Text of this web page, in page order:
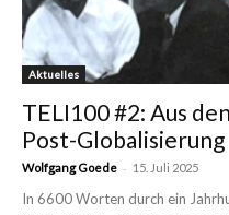
Aktuelles
TELI100 #2: Aus
Post-Globalisierung
Wolfgang Goede - 15. Juli 2025
In 6600 Worten durch ein